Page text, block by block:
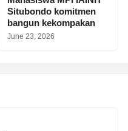
Situbondo komitmen
bangun kekompakan
June 23, 2026